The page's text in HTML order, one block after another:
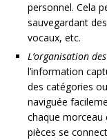
personnel. Cela
sauvegardant
vocaux, etc.
L’organisation
l’information
des catégories
naviguée
chaque morceau
pièces se